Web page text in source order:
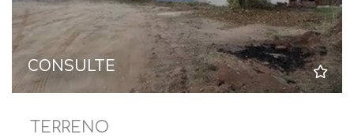
CONSULTE
TERRENO